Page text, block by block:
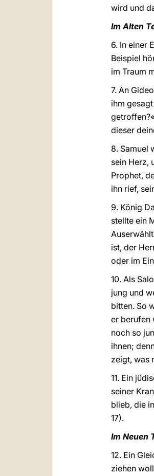
wird und
Im Alten
6. In einer
Beispiel
im Traum
7. An
ihm
dieser
8. Samuel
sein Herz,
Prophet,
ihn rief,
9. König
stellte ein
ist, der
oder im
10. Als
jung und
bitten. So
er berufen
noch so
ihnen;
zeigt, was
11. Ein
seiner
blieb, die
17).
Im Neuen
12. Ein
ziehen